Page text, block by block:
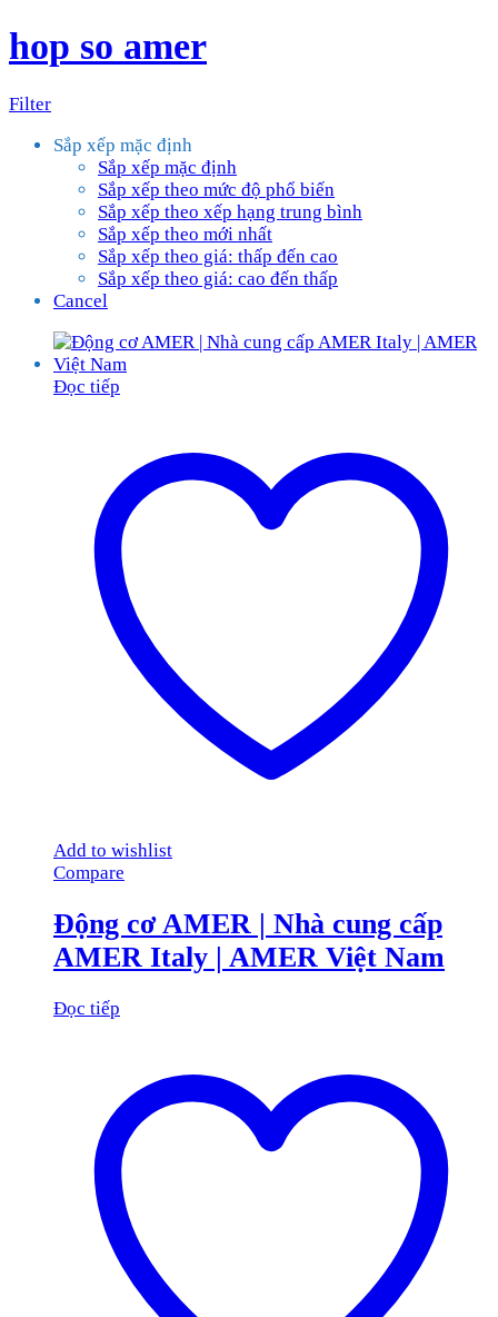
hop so amer
Filter
Sắp xếp mặc định
Sắp xếp mặc định
Sắp xếp theo mức độ phổ biến
Sắp xếp theo xếp hạng trung bình
Sắp xếp theo mới nhất
Sắp xếp theo giá: thấp đến cao
Sắp xếp theo giá: cao đến thấp
Cancel
Đọc tiếp
Add to wishlist
Compare
Động cơ AMER | Nhà cung cấp
AMER Italy | AMER Việt Nam
Đọc tiếp